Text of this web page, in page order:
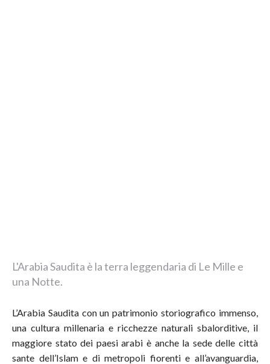
L'Arabia Saudita è la terra leggendaria di Le Mille e
una Notte.
L’Arabia Saudita con un patrimonio storiografico immenso,
una cultura millenaria e ricchezze naturali sbalorditive, il
maggiore stato dei paesi arabi è anche la sede delle città
sante dell’Islam e di metropoli fiorenti e all’avanguardia,